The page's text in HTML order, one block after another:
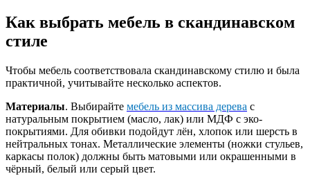
Как выбрать мебель в скандинавском
стиле
Чтобы мебель соответствовала скандинавскому стилю и была
практичной, учитывайте несколько аспектов.
Материалы. Выбирайте мебель из массива дерева с
натуральным покрытием (масло, лак) или МДФ с эко-
покрытиями. Для обивки подойдут лён, хлопок или шерсть в
нейтральных тонах. Металлические элементы (ножки стульев,
каркасы полок) должны быть матовыми или окрашенными в
чёрный, белый или серый цвет.